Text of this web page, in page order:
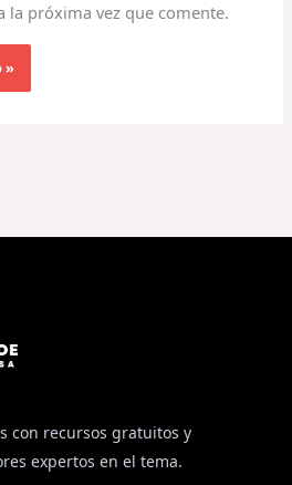
la próxima vez que comente.
con recursos gratuitos y
expertos en el tema.